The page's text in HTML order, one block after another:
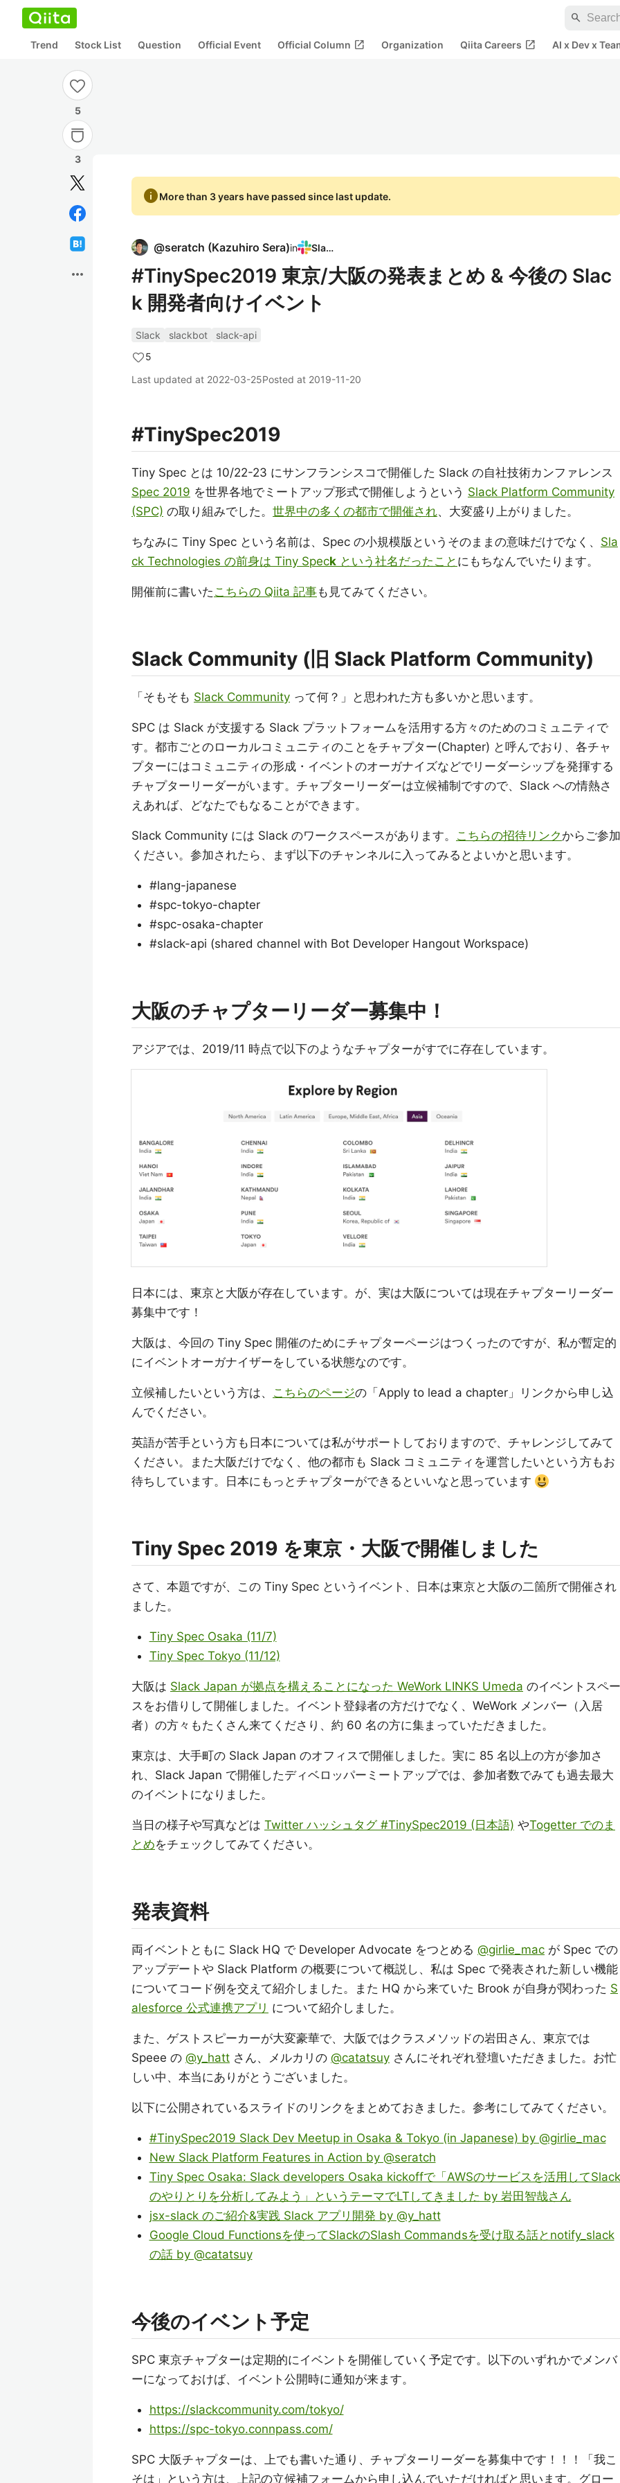
search
Trend Stock List Question Official Event Official Column open_in_new Organization Qiita Careers open_in_new AI x Dev x
5
3
more_horiz
infoMore than 3 years have passed since last update.
@seratch (Kazuhiro Sera)in Slack
#TinySpec2019 東京/大阪の発表まとめ & 今後の Slac
k 開発者向けイベント
Slack slackbot
slack-api
5
Last updated at 2022-03-25Posted at 2019-11-20
#TinySpec2019
Tiny Spec とは 10/22-23 にサンフランシスコで開催した Slack の自社技術カンファレンス
Spec 2019 を世界各地でミートアップ形式で開催しようという Slack Platform Community
(SPC) の取り組みでした。 世界中の多くの都市で開催され、大変盛り上がりました。
ちなみに Tiny Spec という名前は、Spec の小規模版というそのままの意味だけでなく、 Sla
ck Technologies の前身は Tiny Speck という社名だったこと にもちなんでいたります。
開催前に書いた こちらの Qiita 記事も見てみてください。
Slack Community (旧 Slack Platform Community)
「そもそも Slack Community って何？」と思われた方も多いかと思います。
SPC は Slack が支援する Slack プラットフォームを活用する方々のためのコミュニティで
す。都市ごとのローカルコミュニティのことをチャプター(Chapter) と呼んでおり、各チャ
プターにはコミュニティの形成・イベントのオーガナイズなどでリーダーシップを発揮する
チャプターリーダーがいます。チャプターリーダーは立候補制ですので、Slack への情熱さ
えあれば、どなたでもなることができます。
Slack Community には Slack のワークスペースがあります。 こちらの招待リンク からご参加
ください。参加されたら、まず以下のチャンネルに入ってみるとよいかと思います。
#lang-japanese
#spc-tokyo-chapter
#spc-osaka-chapter
#slack-api (shared channel with Bot Developer Hangout Workspace)
大阪のチャプターリーダー募集中！
アジアでは、2019/11 時点で以下のようなチャプターがすでに存在しています。
日本には、東京と大阪が存在しています。が、実は大阪については現在チャプターリーダー
募集中です！
大阪は、今回の Tiny Spec 開催のためにチャプターページはつくったのですが、私が暫定的
にイベントオーガナイザーをしている状態なのです。
立候補したいという方は、 こちらのページの「Apply to lead a chapter」リンクから申し込
んでください。
英語が苦手という方も日本については私がサポートしておりますので、チャレンジしてみて
ください。また大阪だけでなく、他の都市も Slack コミュニティを運営したいという方もお
待ちしています。日本にもっとチャプターができるといいなと思っています
Tiny Spec 2019 を東京・大阪で開催しました
さて、本題ですが、この Tiny Spec というイベント、日本は東京と大阪の二箇所で開催され
ました。
Tiny Spec Osaka (11/7)
Tiny Spec Tokyo (11/12)
大阪は Slack Japan が拠点を構えることになった WeWork LINKS Umeda のイベントスペー
スをお借りして開催しました。イベント登録者の方だけでなく、WeWork メンバー（入居
者）の方々もたくさん来てくださり、約 60 名の方に集まっていただきました。
東京は、大手町の Slack Japan のオフィスで開催しました。実に 85 名以上の方が参加さ
れ、Slack Japan で開催したディベロッパーミートアップでは、参加者数でみても過去最大
のイベントになりました。
当日の様子や写真などは Twitter ハッシュタグ #TinySpec2019 (日本語) やTogetter でのま
とめをチェックしてみてください。
発表資料
両イベントともに Slack HQ で Developer Advocate をつとめる @girlie_mac が Spec での
アップデートや Slack Platform の概要について概説し、私は Spec で発表された新しい機能
についてコード例を交えて紹介しました。また HQ から来ていた Brook が自身が関わった S
alesforce 公式連携アプリ について紹介しました。
また、ゲストスピーカーが大変豪華で、大阪ではクラスメソッドの岩田さん、東京では
Speee の @y_hatt さん、メルカリの @catatsuy さんにそれぞれ登壇いただきました。お忙
しい中、本当にありがとうございました。
以下に公開されているスライドのリンクをまとめておきました。参考にしてみてください。
#TinySpec2019 Slack Dev Meetup in Osaka & Tokyo (in Japanese) by @girlie_mac
New Slack Platform Features in Action by @seratch
Tiny Spec Osaka: Slack developers Osaka kickoffで「AWSのサービスを活用してSlack
のやりとりを分析してみよう」というテーマでLTしてきました by 岩田智哉さん
jsx-slack のご紹介&実践 Slack アプリ開発 by @y_hatt
Google Cloud Functionsを使ってSlackのSlash Commandsを受け取る話とnotify_slack
の話 by @catatsuy
今後のイベント予定
SPC 東京チャプターは定期的にイベントを開催していく予定です。以下のいずれかでメンバ
ーになっておけば、イベント公開時に通知が来ます。
https://slackcommunity.com/tokyo/
https://spc-tokyo.connpass.com/
SPC 大阪チャプターは、上でも書いた通り、チャプターリーダーを募集中です！！！「我こ
そは」という方は、上記の立候補フォームから申し込んでいただければと思います。グロー